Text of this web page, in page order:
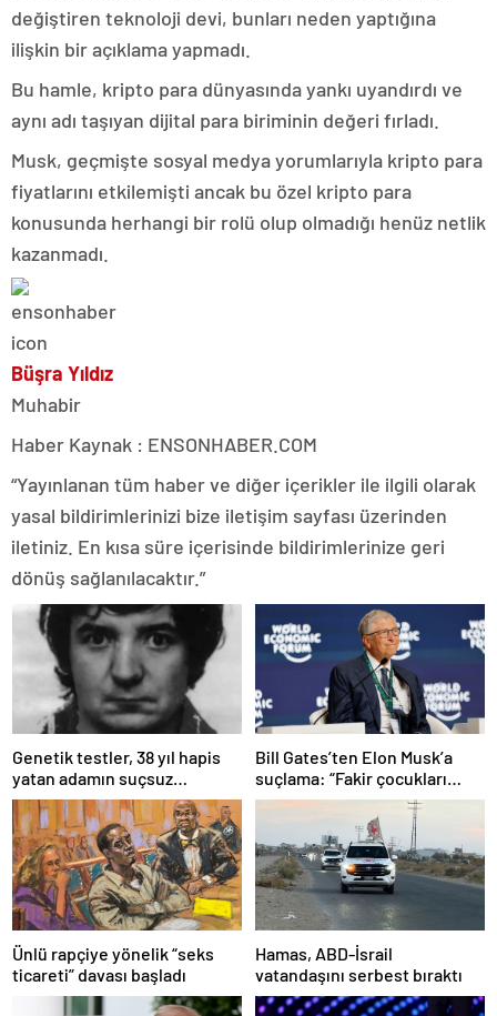
değiştiren teknoloji devi, bunları neden yaptığına
ilişkin bir açıklama yapmadı.
Bu hamle, kripto para dünyasında yankı uyandırdı ve
aynı adı taşıyan dijital para biriminin değeri fırladı.
Musk, geçmişte sosyal medya yorumlarıyla kripto para
fiyatlarını etkilemişti ancak bu özel kripto para
konusunda herhangi bir rolü olup olmadığı henüz netlik
kazanmadı.
Büşra Yıldız
Muhabir
Haber Kaynak : ENSONHABER.COM
“Yayınlanan tüm haber ve diğer içerikler ile ilgili olarak
yasal bildirimlerinizi bize iletişim sayfası üzerinden
iletiniz. En kısa süre içerisinde bildirimlerinize geri
dönüş sağlanılacaktır.”
Genetik testler, 38 yıl hapis
yatan adamın suçsuz
olduğunu ortaya çıkardı
Bill Gates’ten Elon Musk’a
suçlama: “Fakir çocukları
öldürdü”
Ünlü rapçiye yönelik “seks
ticareti” davası başladı
Hamas, ABD-İsrail
vatandaşını serbest bıraktı